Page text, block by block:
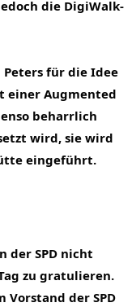
die DigiWalk-
Peters für die Idee
einer Augmented
beharrlich
wird, sie wird
eingeführt.
der SPD nicht
zu gratulieren.
Vorstand der SPD